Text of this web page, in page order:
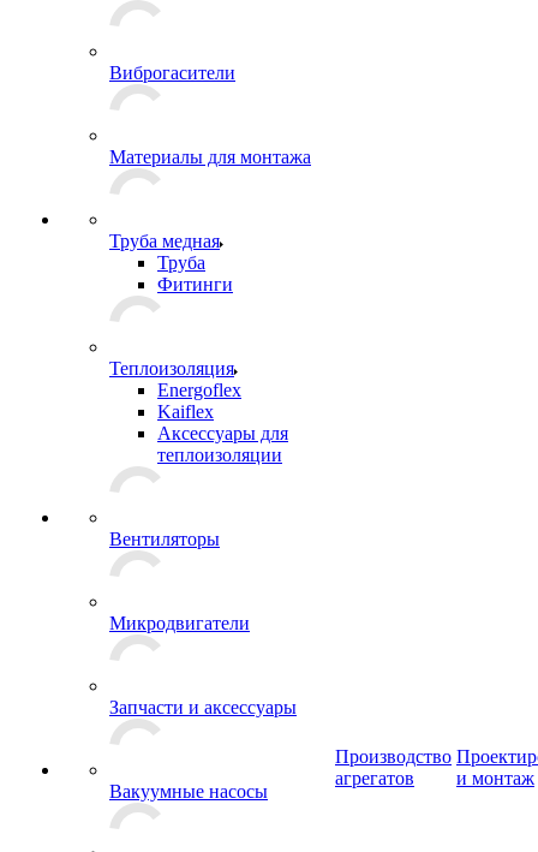
Виброгасители
Материалы для монтажа
Труба медная
Труба
Фитинги
Теплоизоляция
Energoflex
Kaiflex
Аксессуары для
теплоизоляции
Вентиляторы
Микродвигатели
Запчасти и аксессуары
Вакуумные насосы
Производство
агрегатов
и монтаж